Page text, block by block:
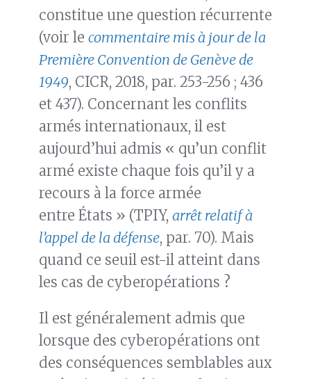
constitue une question récurrente
(voir le commentaire mis à jour de la
Première Convention de Genève de
1949, CICR, 2018, par. 253-256 ; 436
et 437). Concernant les conflits
armés internationaux, il est
aujourd’hui admis « qu’un conflit
armé existe chaque fois qu’il y a
recours à la force armée
entre États » (TPIY, arrêt relatif à
l’appel de la défense, par. 70). Mais
quand ce seuil est-il atteint dans
les cas de cyberopérations ?
Il est généralement admis que
lorsque des cyberopérations ont
des conséquences semblables aux